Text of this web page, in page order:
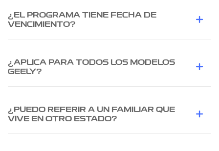
¿EL PROGRAMA TIENE FECHA DE
VENCIMIENTO?
¿APLICA PARA TODOS LOS MODELOS
GEELY?
¿PUEDO REFERIR A UN FAMILIAR QUE
VIVE EN OTRO ESTADO?